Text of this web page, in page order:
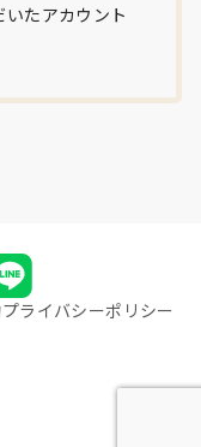
たアカウント
プライバシーポリシー